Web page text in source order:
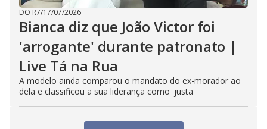
DO R7/17/07/2026
Bianca diz que João Victor foi
'arrogante' durante patronato |
Live Tá na Rua
A modelo ainda comparou o mandato do ex-morador ao
dela e classificou a sua liderança como 'justa'